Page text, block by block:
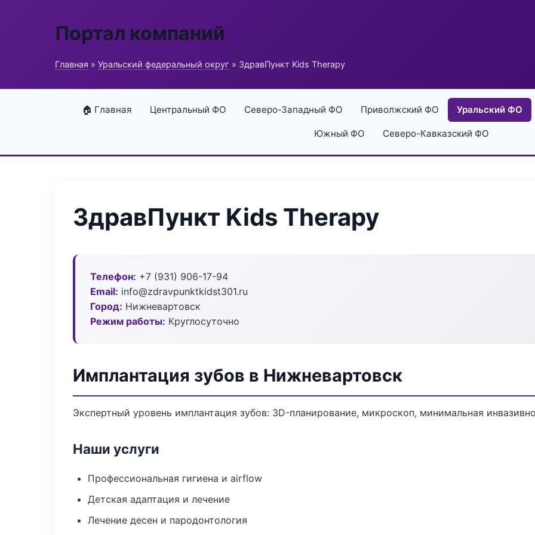
Портал компаний
Главная » Уральский федеральный округ » ЗдравПункт Kids Therapy
🏠 Главная Центральный ФО Северо-Западный ФО Приволжский ФО Уральский ФО
Южный ФО Северо-Кавказский ФО
ЗдравПункт Kids Therapy
Телефон: +7 (931) 906-17-94
Email: info@zdravpunktkidst301.ru
Город: Нижневартовск
Режим работы: Круглосуточно
Имплантация зубов в Нижневартовск
Экспертный уровень имплантация зубов: 3D-планирование, микроскоп, минимальная
Наши услуги
Профессиональная гигиена и airflow
Детская адаптация и лечение
Лечение десен и пародонтология